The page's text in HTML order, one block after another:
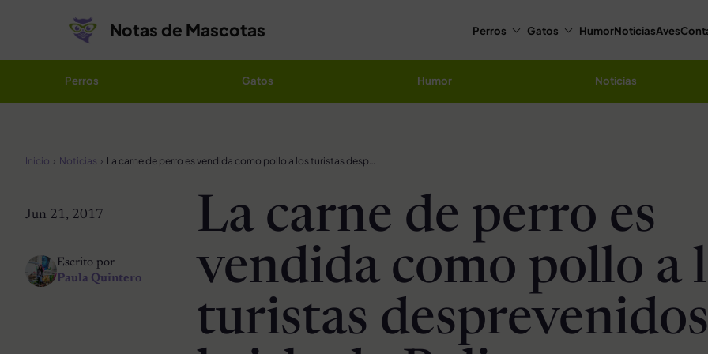
Notas de Mascotas Perros Gatos HumorNoticiasAves
Perros Gatos Humor Noticias
Inicio Noticias La carne de perro es vendida como pollo a los turistas desprevenidos en la isla de Bali en Indonesia
Jun 21, 2017
Escrito por
Paula Quintero
La carne de perro es
vendida como pollo a
turistas